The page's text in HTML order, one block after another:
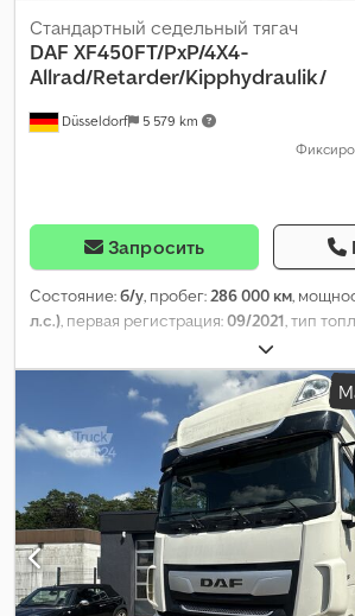
Düsseldorf 5 579 km
Стандартный седельный тягач
DAF XF450FT/PxP/4X4-
Allrad/Retarder/Kipphydraulik/
Запросить
Состояние:б/у, пробег:286 000 км,
л.с.), первая регистрация:09/2021, тип
, конфигурация осей:
цвет:жёлтый, тип передачи:
Евро 6 , Оборудование:
ABS,
навигационная система, отопитель
привод, электронная программа